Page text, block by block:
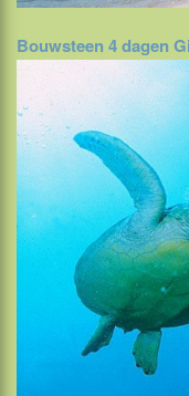
Bouwsteen 4 dagen